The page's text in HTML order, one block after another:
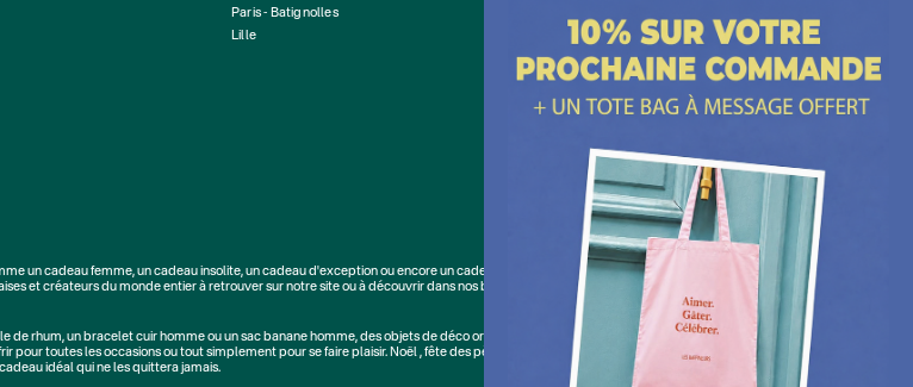
Paris - Batignolles
Lille
WhatsApp : + 33 176420228
E-mail : cliquez ici
uncadeau femme, uncadeau insolite, uncadeau d'exceptionou encore un cadeau coup de cœur. Les Raffineurs, c'est aussi des
et créateurs du monde entier à retrouver sur notre site ou à découvrir dans nos boutiques cadeau à Paris et Lille :
Lille -
de rhum, un bracelet cuir hommeou unsac banane homme, desobjets de déco originaux . Découvrez ici notre large sélection de
500 idées
pour toutes les occasions ou tout simplement pour se faire plaisir. Noël,fête des pères fête des mères anniversaire Saint-Valentin
idéal qui ne les quittera jamais.